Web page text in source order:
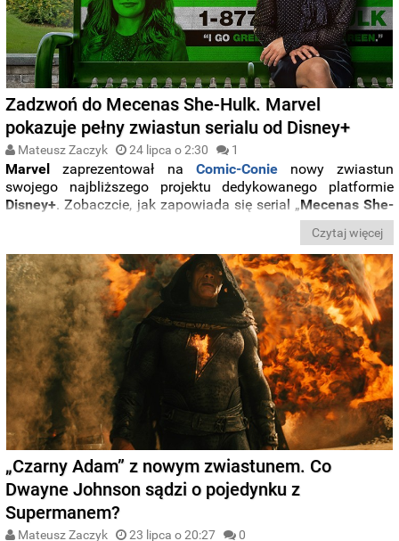
Zadzwoń do Mecenas She-Hulk. Marvel
pokazuje pełny zwiastun serialu od Disney+
Mateusz Zaczyk 24 lipca o 2:30 1
Marvel zaprezentował na Comic-Conienowy zwiastun
swojego najbliższego projektu dedykowanego platformie
Disney+. Zobaczcie, jak zapowiada się serial „Mecenas She-
kuzynki Hulka.
Czytaj więcej
„Czarny Adam” z nowym zwiastunem. Co
Dwayne Johnson sądzi o pojedynku z
Supermanem?
Mateusz Zaczyk 23 lipca o 20:27 0